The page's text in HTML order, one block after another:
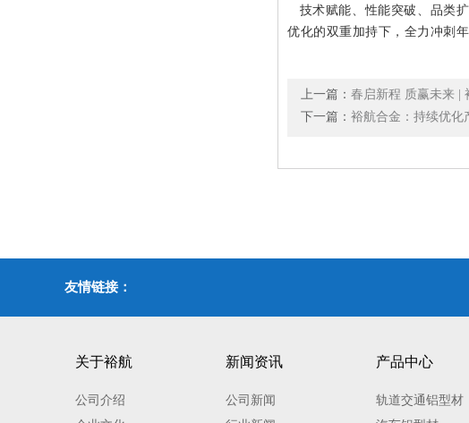
技术赋能、性能突破、品类
优化的双重加持下，全力冲刺
上一篇： 春启新程 质赢未来 |
下一篇： 裕航合金：持续优化
友情链接：
关于裕航
公司介绍
新闻资讯
公司新闻
产品中心
轨道交通铝型材